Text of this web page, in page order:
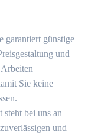
garantiert günstige
und
Sie keine
bei uns an
und